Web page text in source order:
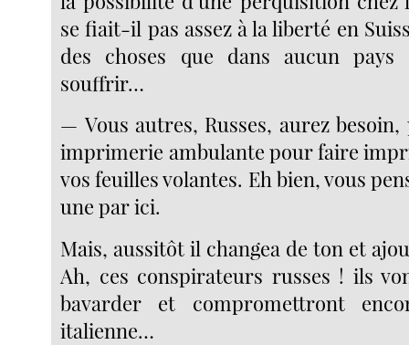
se fiait-il pas assez à la liberté en
des choses que dans aucun
souffrir…
— Vous autres, Russes, aurez
imprimerie ambulante pour faire
vos feuilles volantes. Eh bien, vous
une par ici.
Mais, aussitôt il changea de ton et
Ah, ces conspirateurs russes ! ils
bavarder et compromettront
italienne…